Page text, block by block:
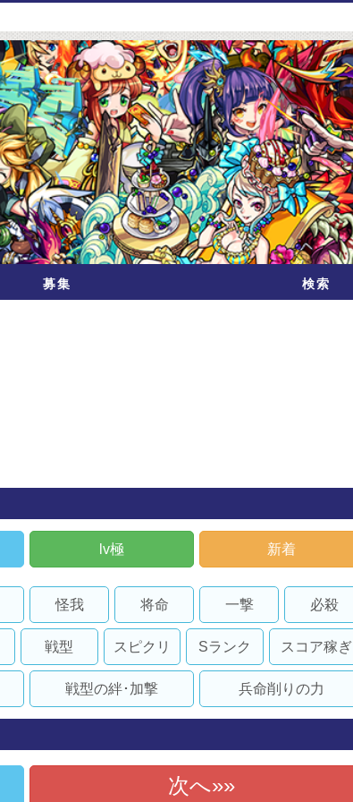
募集 検索
lv極 新着
怪我 将命 一撃 必殺
戦型 スピクリ Sランク スコア稼ぎ
戦型の絆･加撃 兵命削りの力
次へ»